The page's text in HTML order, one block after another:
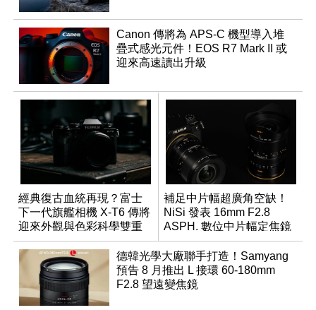
Canon 傳將為 APS-C 機型導入堆
疊式感光元件！EOS R7 Mark II 或
迎來高速讀出升級
經典復古血統再現？富士
下一代旗艦相機 X-T6 傳將
迎來外觀與色彩科學雙重
優化
補足中片幅超廣角空缺！
NiSi 發表 16mm F2.8
ASPH. 數位中片幅定焦鏡
德韓光學大廠聯手打造！Samyang
預告 8 月推出 L 接環 60-180mm
F2.8 望遠變焦鏡